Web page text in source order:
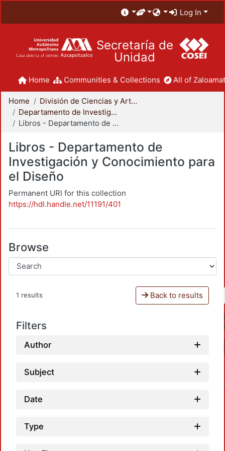
Log In
Secretaría de
Unidad
Home Communities & Collections All of
Home
División de Ciencias y Artes para el Diseño
Departamento de Investigación y Conocimiento para el Diseño
Libros - Departamento de Investigación y Conocimiento para el Diseño
Libros - Departamento de
Investigación y Conocimiento para
el Diseño
Permanent URI for this collection
https://hdl.handle.net/11191/401
Browse
1 results Back to results
Filters
Author
Subject
Date
Type